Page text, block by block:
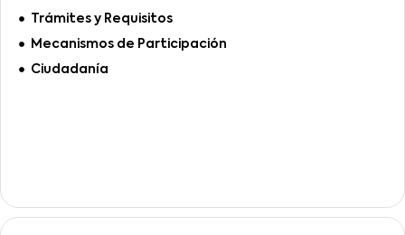
Trámites y Requisitos
Mecanismos de Participación
Ciudadanía